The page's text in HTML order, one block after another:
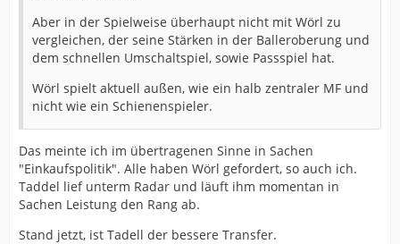
Aber in der Spielweise überhaupt nicht mit Wörl zu
vergleichen, der seine Stärken in der Balleroberung und
dem schnellen Umschaltspiel, sowie Passspiel hat.
Wörl spielt aktuell außen, wie ein halb zentraler MF und
nicht wie ein Schienenspieler.
Das meinte ich im übertragenen Sinne in Sachen
"Einkaufspolitik". Alle haben Wörl gefordert, so auch ich.
Taddel lief unterm Radar und läuft ihm momentan in
Sachen Leistung den Rang ab.
Stand jetzt, ist Tadell der bessere Transfer.